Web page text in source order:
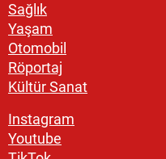
Sağlık
Yaşam
Otomobil
Röportaj
Kültür Sanat
Instagram
Youtube